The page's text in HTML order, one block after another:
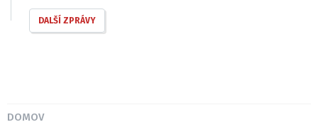
DALŠÍ ZPRÁVY
DOMOV